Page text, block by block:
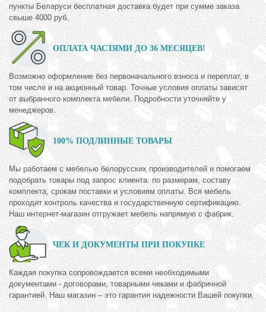
пункты Беларуси бесплатная доставка будет при сумме заказа
свыше 4000 руб.
ОПЛАТА ЧАСТЯМИ ДО 36 МЕСЯЦЕВ!
Возможно оформление без первоначального взноса и переплат, в
том числе и на акционный товар. Точные условия оплаты зависят
от выбранного комплекта мебели. Подробности уточняйте у
менеджеров.
100% ПОДЛИННЫЕ ТОВАРЫ
Мы работаем с мебелью белорусских производителей и помогаем
подобрать товары под запрос клиента: по размерам, составу
комплекта, срокам поставки и условиям оплаты. Вся мебель
проходит контроль качества и государственную сертификацию.
Наш интернет-магазин отгружает мебель напрямую с фабрик.
ЧЕК И ДОКУМЕНТЫ ПРИ ПОКУПКЕ
Каждая покупка сопровождается всеми необходимыми
документами - договорами, товарными чеками и фабричной
гарантией. Наш магазин – это гарантия надежности Вашей покупки.